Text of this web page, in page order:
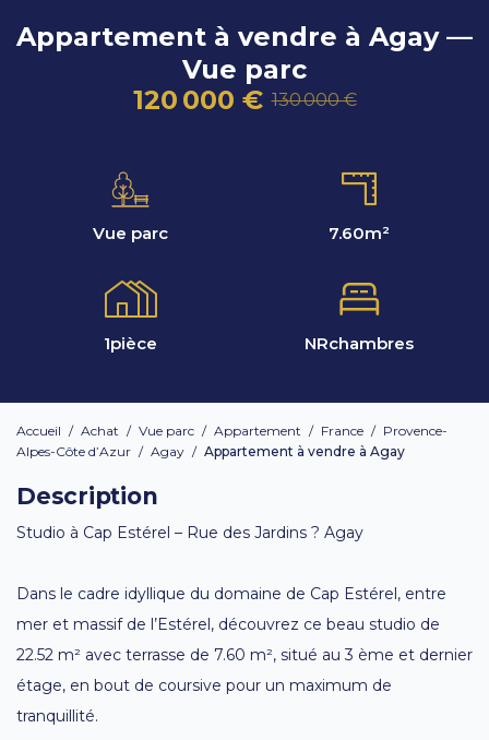
Appartement à vendre à Agay —
Vue parc
120 000 € 130 000 €
Vue parc 7.60m²
1pièce NRchambres
Accueil / Achat / Vue parc / Appartement / France / Provence-
Alpes-Côte d’Azur / Agay / Appartement à vendre à Agay
Description
Studio à Cap Estérel – Rue des Jardins ? Agay
Dans le cadre idyllique du domaine de Cap Estérel, entre
mer et massif de l’Estérel, découvrez ce beau studio de
22.52 m² avec terrasse de 7.60 m², situé au 3 ème et dernier
étage, en bout de coursive pour un maximum de
tranquillité.